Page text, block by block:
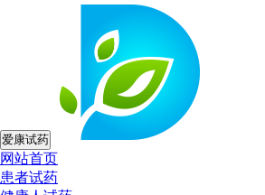
爱康试药
网站首页
患者试药